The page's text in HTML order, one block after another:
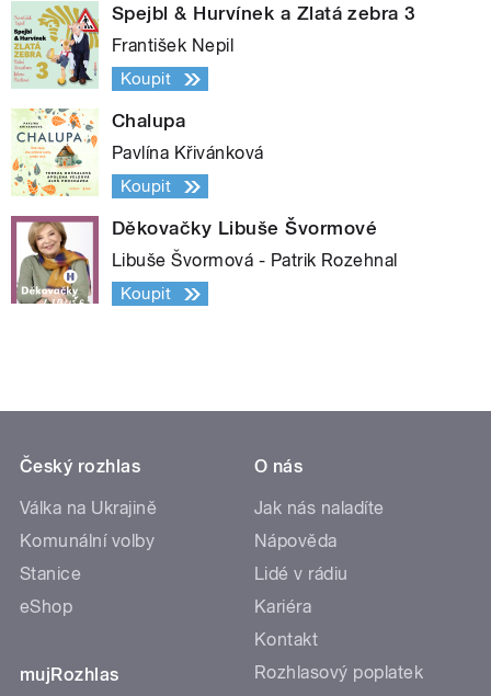
Spejbl & Hurvínek a Zlatá zebra 3
František Nepil
Koupit
Chalupa
Pavlína Křivánková
Koupit
Děkovačky Libuše Švormové
Libuše Švormová - Patrik Rozehnal
Koupit
Český rozhlas
Válka na Ukrajině
Komunální volby
Stanice
eShop
mujRozhlas
O nás
Jak nás naladíte
Nápověda
Lidé v rádiu
Kariéra
Kontakt
Rozhlasový poplatek